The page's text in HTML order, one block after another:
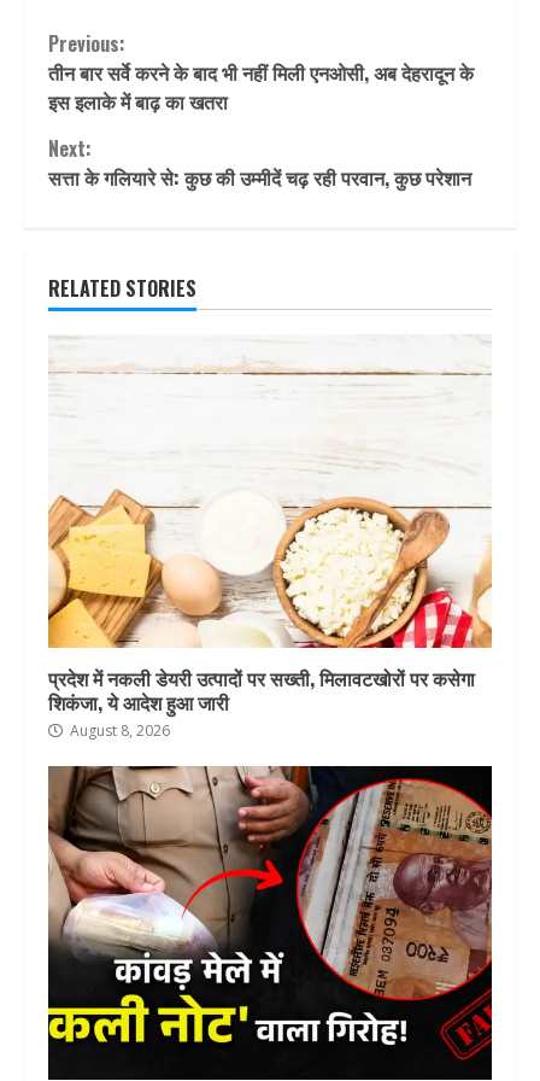
Continue
Reading
Previous:
तीन बार सर्वे करने के बाद भी नहीं मिली एनओसी, अब देहरादून के
इस इलाके में बाढ़ का खतरा
Next:
सत्ता के गलियारे से: कुछ की उम्मीदें चढ़ रही परवान, कुछ परेशान
RELATED STORIES
प्रदेश में नकली डेयरी उत्पादों पर सख्ती, मिलावटखोरों पर कसेगा
शिकंजा, ये आदेश हुआ जारी
August 8, 2026